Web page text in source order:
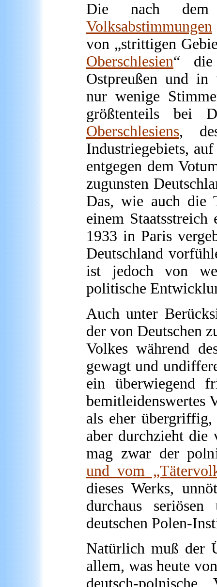
Die nach dem
Volksabstimmungen
von „strittigen
Oberschlesien“ die
Ostpreußen und in
nur wenige
größtenteils bei
Oberschlesiens,
Industriegebiets,
entgegen dem
zugunsten
Das, wie auch die
einem
1933 in Paris
Deutschland
ist jedoch von
politische
Auch unter
der von Deutschen
Volkes während
gewagt und
ein überwiegend
bemitleidenswertes
als eher übergriffig,
aber durchzieht die
mag zwar der
und vom
dieses Werks,
durchaus seriösen
deutschen Polen-
Natürlich muß der
allem, was heute
deutsch-